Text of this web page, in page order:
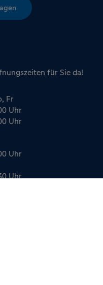
für Sie da!
Fr
Uhr
Uhr
Uhr
Uhr